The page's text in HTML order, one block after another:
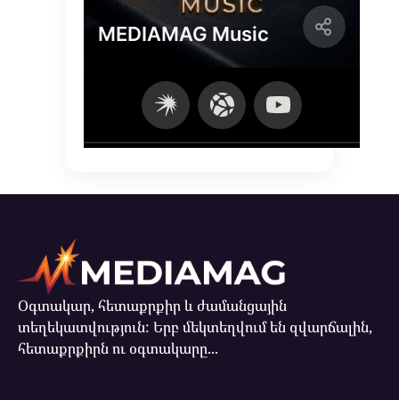
Օգտակար, հետաքրքիր և ժամանցային
տեղեկատվություն: Երբ մեկտեղվում են զվարճալին,
հետաքրքիրն ու օգտակարը...